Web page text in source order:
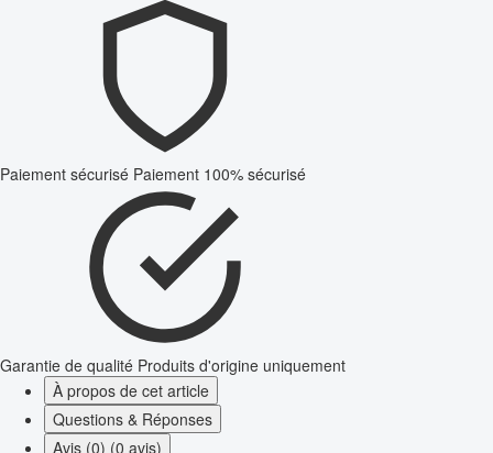
Paiement sécurisé Paiement 100% sécurisé
Garantie de qualité Produits d'origine uniquement
À propos de cet article
Questions & Réponses
Avis (0) (0 avis)